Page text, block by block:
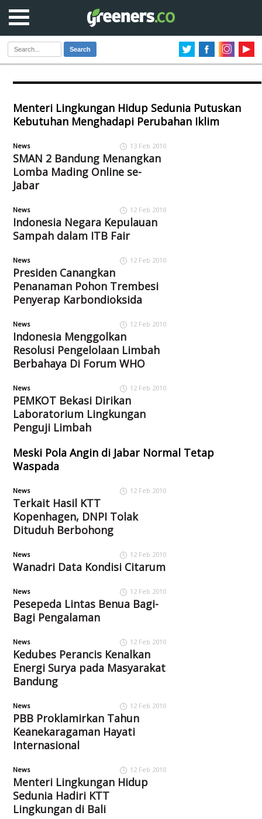
Search
Menteri Lingkungan Hidup Sedunia Putuskan
Kebutuhan Menghadapi Perubahan Iklim
News 13 Feb 2010
SMAN 2 Bandung Menangkan
Lomba Mading Online se-
Jabar
News 12 Feb 2010
Indonesia Negara Kepulauan
Sampah dalam ITB Fair
News 12 Feb 2010
Presiden Canangkan
Penanaman Pohon Trembesi
Penyerap Karbondioksida
News 12 Feb 2010
Indonesia Menggolkan
Resolusi Pengelolaan Limbah
Berbahaya Di Forum WHO
News 12 Feb 2010
PEMKOT Bekasi Dirikan
Laboratorium Lingkungan
Penguji Limbah
Meski Pola Angin di Jabar Normal Tetap
Waspada
News 12 Feb 2010
Terkait Hasil KTT
Kopenhagen, DNPI Tolak
Dituduh Berbohong
News 12 Feb 2010
Wanadri Data Kondisi Citarum
News 12 Feb 2010
Pesepeda Lintas Benua Bagi-
Bagi Pengalaman
News 12 Feb 2010
Kedubes Perancis Kenalkan
Energi Surya pada Masyarakat
Bandung
News 12 Feb 2010
PBB Proklamirkan Tahun
Keanekaragaman Hayati
Internasional
News 12 Feb 2010
Menteri Lingkungan Hidup
Sedunia Hadiri KTT
Lingkungan di Bali